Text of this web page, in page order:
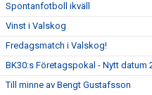
Spontanfotboll ikväll
Vinst i Valskog
Fredagsmatch i Valskog!
BK30:s Företagspokal - Nytt datum
Till minne av Bengt Gustafsson